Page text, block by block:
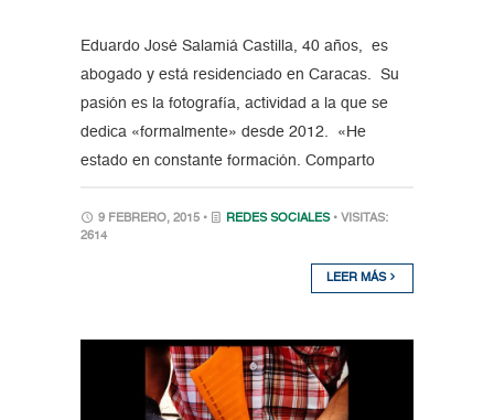
Eduardo José Salamiá Castilla, 40 años, es
abogado y está residenciado en Caracas. Su
pasión es la fotografía, actividad a la que se
dedica «formalmente» desde 2012. «He
estado en constante formación. Comparto
9 FEBRERO, 2015 • REDES SOCIALES • VISITAS:
2614
LEER MÁS